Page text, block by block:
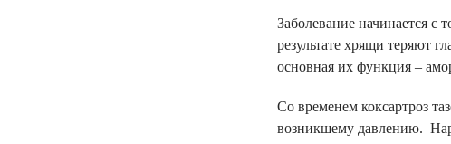
Заболевание начинается с
результате хрящи теряют
основная их функция –
Со временем коксартроз
возникшему давлению.